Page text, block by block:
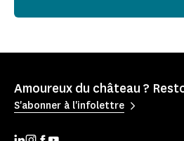
Amoureux du château ?
S'abonner à l'infolettre